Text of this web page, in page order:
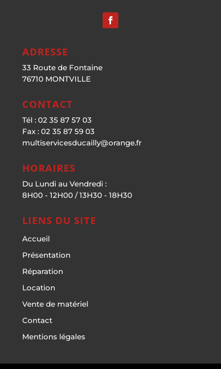
ADRESSE
33 Route de Fontaine
76710 MONTVILLE
CONTACT
Tél : 02 35 87 57 03
Fax : 02 35 87 59 03
multiservicesducailly@orange.fr
HORAIRES
Du Lundi au Vendredi :
8H00 - 12H00 / 13H30 - 18H30
LIENS DU SITE
Accueil
Présentation
Réparation
Location
Vente de matériel
Contact
Mentions légales